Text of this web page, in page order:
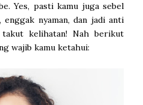
Yes, pasti kamu juga sebel
enggak nyaman, dan jadi anti
kelihatan! Nah berikut
wajib kamu ketahui: